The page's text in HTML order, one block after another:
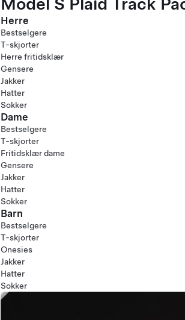
Herre
Bestselgere
T-skjorter
Herre fritidsklær
Gensere
Jakker
Hatter
Sokker
Dame
Bestselgere
T-skjorter
Fritidsklær dame
Gensere
Jakker
Hatter
Sokker
Barn
Bestselgere
T-skjorter
Onesies
Jakker
Hatter
Sokker